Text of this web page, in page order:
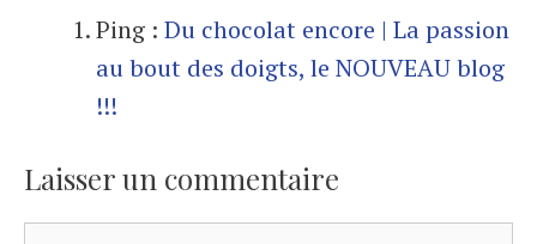
Ping : Du chocolat encore | La passion
au bout des doigts, le NOUVEAU blog
!!!
Laisser un commentaire